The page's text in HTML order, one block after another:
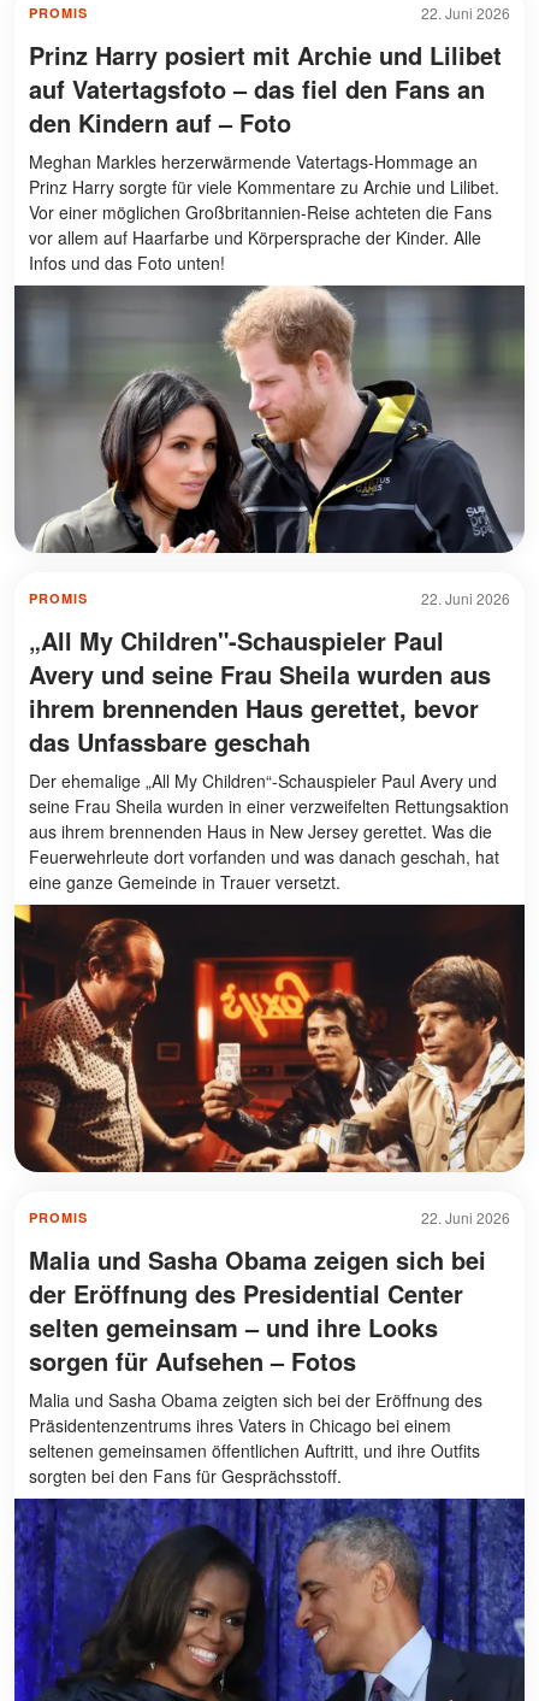
22. Juni 2026
PROMIS
Prinz Harry posiert mit Archie und Lilibet
auf Vatertagsfoto – das fiel den Fans an
den Kindern auf – Foto
Meghan Markles herzerwärmende Vatertags-Hommage an
Prinz Harry sorgte für viele Kommentare zu Archie und Lilibet.
Vor einer möglichen Großbritannien-Reise achteten die Fans
vor allem auf Haarfarbe und Körpersprache der Kinder. Alle
Infos und das Foto unten!
22. Juni 2026
PROMIS
„All My Children"-Schauspieler Paul
Avery und seine Frau Sheila wurden aus
ihrem brennenden Haus gerettet, bevor
das Unfassbare geschah
Der ehemalige „All My Children“-Schauspieler Paul Avery und
seine Frau Sheila wurden in einer verzweifelten Rettungsaktion
aus ihrem brennenden Haus in New Jersey gerettet. Was die
Feuerwehrleute dort vorfanden und was danach geschah, hat
eine ganze Gemeinde in Trauer versetzt.
22. Juni 2026
PROMIS
Malia und Sasha Obama zeigen sich bei
der Eröffnung des Presidential Center
selten gemeinsam – und ihre Looks
sorgen für Aufsehen – Fotos
Malia und Sasha Obama zeigten sich bei der Eröffnung des
Präsidentenzentrums ihres Vaters in Chicago bei einem
seltenen gemeinsamen öffentlichen Auftritt, und ihre Outfits
sorgten bei den Fans für Gesprächsstoff.